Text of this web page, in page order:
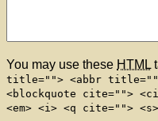
You may use these HTML
title=""> <abbr
<blockquote cite="">
<em> <i> <q cite="">